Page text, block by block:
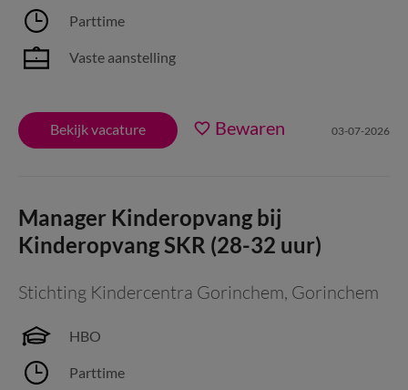
Parttime
Vaste aanstelling
Bekijk vacature Bewaren 03-07-2026
Manager Kinderopvang bij
Kinderopvang SKR (28-32 uur)
Stichting Kindercentra Gorinchem, Gorinchem
HBO
Parttime